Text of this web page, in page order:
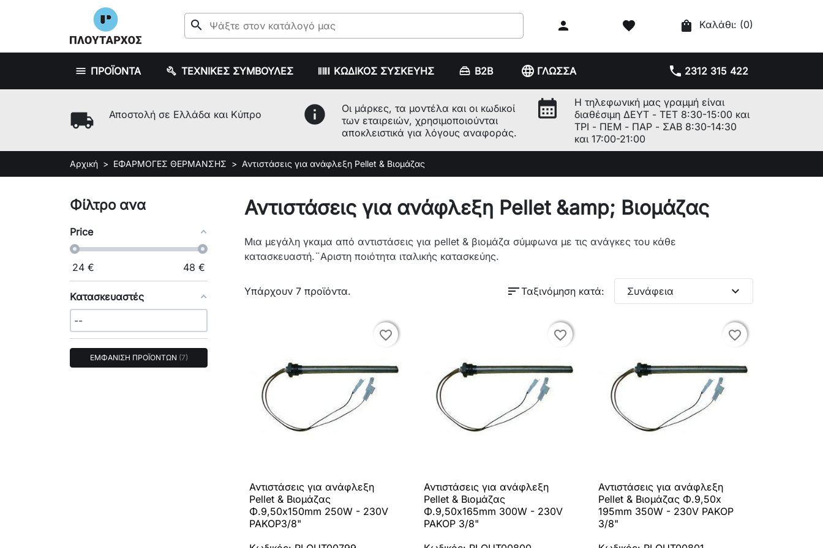
search  favorite shopping_bag Καλάθι: (0)
ΠΡΟΪΟΝΤΑ ΤΕΧΝΙΚΕΣ ΣΥΜΒΟΥΛΕΣ ΚΩΔΙΚΟΣ ΣΥΣΚΕΥΗΣ B2B phone 2312 315 422
language ΓΛΩΣΣΑ
local_shipping Αποστολή σε Ελλάδα και Κύπρο info
Οι μάρκες, τα μοντέλα και οι κωδικοί
των εταιρειών, χρησιμοποιούνται
αποκλειστικά για λόγους αναφοράς.
calendar_month
Η τηλεφωνική μας γραμμή είναι
διαθέσιμη ΔΕΥΤ - ΤΕΤ 8:30-15:00 και
ΤΡΙ - ΠΕΜ - ΠΑΡ - ΣΑΒ 8:30-14:30
και 17:00-21:00
Αρχική ΕΦΑΡΜΟΓΕΣ ΘΕΡΜΑΝΣΗΣ Αντιστάσεις για ανάφλεξη Pellet & Βιομάζας
Φίλτρο ανα
Price
24 € 48 €
Κατασκευαστές
ΕΜΦΑΝΙΣΗ ΠΡΟΪΟΝΤΩΝ 7
Αντιστάσεις για ανάφλεξη Pellet &amp; Βιομάζας
Μια μεγάλη γκαμα από αντιστάσεις για pellet & βιομάζα σύμφωνα με τις ανάγκες του κάθε
κατασκευαστή.¨Αριστη ποιότητα ιταλικής κατασκεύης.
Υπάρχουν 7 προϊόντα. sortΤαξινόμηση κατά: Συνάφεια expand_more
favorite_border
favorite_border
 Γρήγορη προβολή
Αντιστάσεις για ανάφλεξη
Pellet & Βιομάζας
Φ.9,50x150mm 250W - 230V
ΡΑΚΟΡ3/8"
favorite_border
favorite_border
 Γρήγορη προβολή
Αντιστάσεις για ανάφλεξη
Pellet & Βιομάζας
Φ.9,50x165mm 300W - 230V
ΡΑΚΟΡ 3/8"
favorite_border
favorite_border
 Γρήγορη προβολή
Αντιστάσεις για ανάφλεξη
Pellet & Βιομάζας Φ.9,50x
195mm 350W - 230V ΡΑΚΟΡ
3/8"